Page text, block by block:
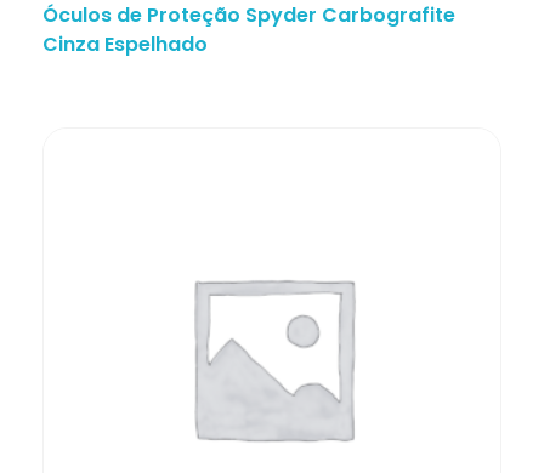
Óculos de Proteção Spyder Carbografite
Cinza Espelhado